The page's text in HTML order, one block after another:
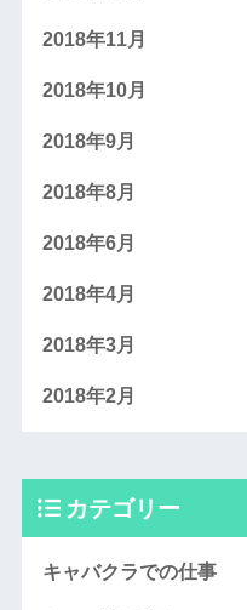
2018年11月
2018年10月
2018年9月
2018年8月
2018年6月
2018年4月
2018年3月
2018年2月
カテゴリー
キャバクラでの仕事